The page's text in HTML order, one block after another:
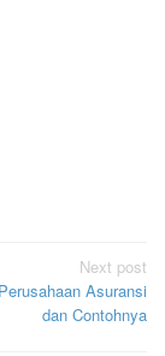
Next post
Asuransi
dan Contohnya